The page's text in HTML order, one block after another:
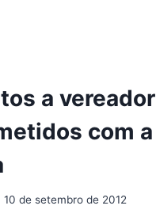
a vereador
com a
10 de setembro de 2012